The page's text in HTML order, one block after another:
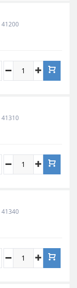
41200
41310
41340